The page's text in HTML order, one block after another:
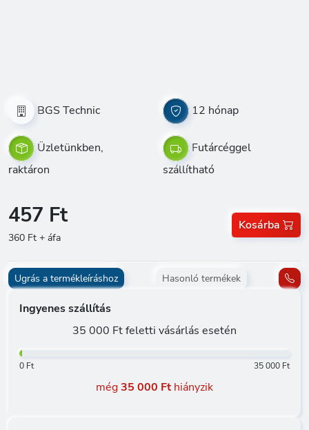
BGS Technic 12 hónap
Üzletünkben,
raktáron
Futárcéggel
szállítható
457 Ft
360 Ft + áfa
Kosárba
Ugrás a termékleíráshoz Hasonló termékek
Ingyenes szállítás
35 000 Ft feletti vásárlás esetén
0 Ft 35 000 Ft
még35 000 Fthiányzik